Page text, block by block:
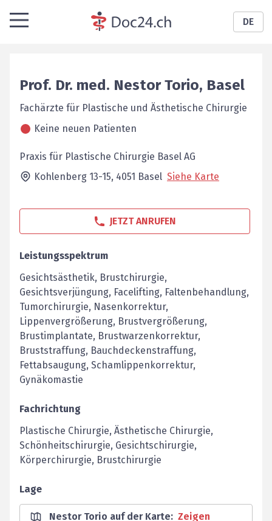
DE
Prof. Dr. med. Nestor Torio, Basel
Fachärzte für Plastische und Ästhetische Chirurgie
Keine neuen Patienten
Praxis für Plastische Chirurgie Basel AG
Kohlenberg 13-15, 4051 Basel Siehe Karte
JETZT ANRUFEN
Leistungsspektrum
Gesichtsästhetik, Brustchirurgie,
Gesichtsverjüngung, Facelifting, Faltenbehandlung,
Tumorchirurgie, Nasenkorrektur,
Lippenvergrößerung, Brustvergrößerung,
Brustimplantate, Brustwarzenkorrektur,
Bruststraffung, Bauchdeckenstraffung,
Fettabsaugung, Schamlippenkorrektur,
Gynäkomastie
Fachrichtung
Plastische Chirurgie, Ästhetische Chirurgie,
Schönheitschirurgie, Gesichtschirurgie,
Körperchirurgie, Brustchirurgie
Lage
Nestor Torio auf der Karte: Zeigen